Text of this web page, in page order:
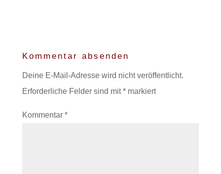
Kommentar absenden
Deine E-Mail-Adresse wird nicht veröffentlicht.
Erforderliche Felder sind mit*markiert
Kommentar *